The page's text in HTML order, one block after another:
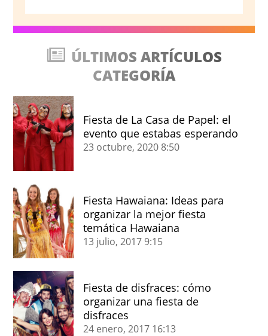
ÚLTIMOS ARTÍCULOS
CATEGORÍA
Fiesta de La Casa de Papel: el
evento que estabas esperando
23 octubre, 2020 8:50
Fiesta Hawaiana: Ideas para
organizar la mejor fiesta
temática Hawaiana
13 julio, 2017 9:15
Fiesta de disfraces: cómo
organizar una fiesta de
disfraces
24 enero, 2017 16:13